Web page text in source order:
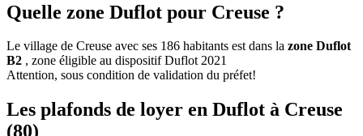
Quelle zone Duflot pour Creuse ?
Le village de Creuse avec ses 186 habitants est dans la zone Duflot
B2 , zone éligible au dispositif Duflot 2021
Attention, sous condition de validation du préfet!
Les plafonds de loyer en Duflot à Creuse
(80)